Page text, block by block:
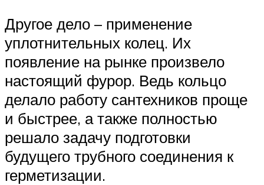
Другое дело – применение
уплотнительных колец. Их
появление на рынке произвело
настоящий фурор. Ведь кольцо
делало работу сантехников проще
и быстрее, а также полностью
решало задачу подготовки
будущего трубного соединения к
герметизации.